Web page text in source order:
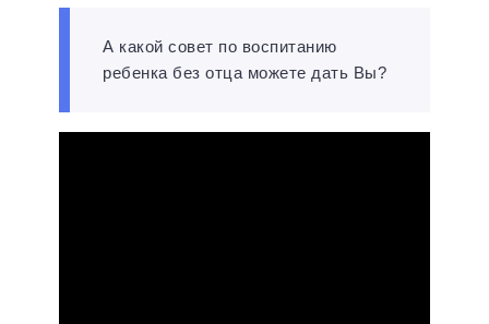
А какой совет по воспитанию
ребенка без отца можете дать Вы?